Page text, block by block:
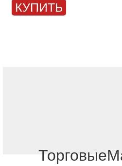
КУПИТЬ